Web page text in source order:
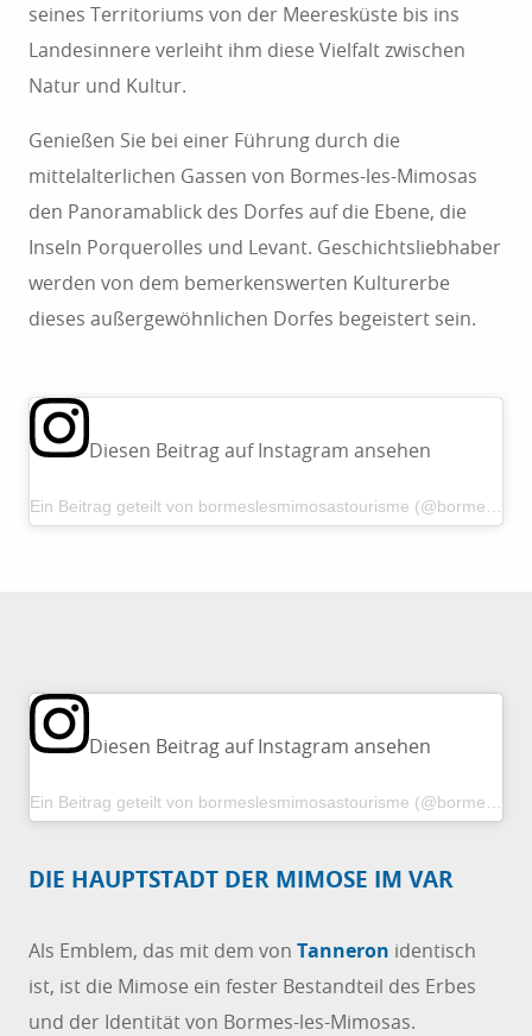
seines Territoriums von der Meeresküste bis ins
Landesinnere verleiht ihm diese Vielfalt zwischen
Natur und Kultur.
Genießen Sie bei einer Führung durch die
mittelalterlichen Gassen von Bormes-les-Mimosas
den Panoramablick des Dorfes auf die Ebene, die
Inseln Porquerolles und Levant. Geschichtsliebhaber
werden von dem bemerkenswerten Kulturerbe
dieses außergewöhnlichen Dorfes begeistert sein.
Diesen Beitrag auf Instagram ansehen
Diesen Beitrag auf Instagram ansehen
DIE HAUPTSTADT DER MIMOSE IM VAR
Als Emblem, das mit dem von Tanneron identisch
ist, ist die Mimose ein fester Bestandteil des Erbes
und der Identität von Bormes-les-Mimosas.